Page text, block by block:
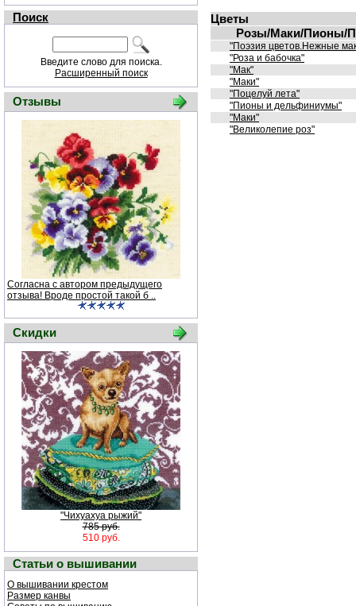
Поиск
Введите слово для поиска.
Расширенный поиск
Отзывы
Согласна с автором предыдущего
отзыва! Вроде простой такой б ..
Скидки
"Чихуахуа рыжий"
785 руб.
510 руб.
Статьи о вышивании
О вышивании крестом
Размер канвы
Цветы
Розы/Маки/Пионы/
"Поэзия цветов.Нежные
"Роза и бабочка"
"Мак"
"Маки"
"Поцелуй лета"
"Пионы и дельфиниумы"
"Маки"
"Великолепие роз"